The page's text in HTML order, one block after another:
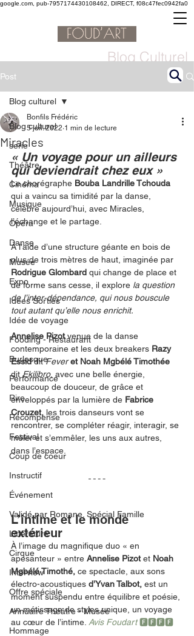
google.com, pub-7957174430108462, DIRECT, f08c47fec0942fa0
Blog Culturel
Post
Blog culturel
serie
Théâtre
Cinéma
Musique
Opéra
Danse
Musée
Expo
Idées Sorties
Idée de voyage
Fooding - Restaurant
Burlesque
Performance
Rire
Récompense
Festival
Coup de coeur
Instructif
Événement
Validé par Romane. Spécial Famille
Littérature
Cirque
Interview
Offre spéciale
Annuaire Théâtre - Musée
Hommage
Blog culturel
Miracles
Bonfils Frédéric
5 juil. 2022 1 min de lecture
« Un voyage pour un ailleurs
qui deviendrait chez eux »
Le chorégraphe Bouba Landrille Tchouda
qui a vaincu sa timidité par la danse,
célèbre aujourd’hui, avec Miracles,
l’échange et le partage.
À l’aide d’une structure géante en bois de
plus de trois mètres de haut, imaginée par
Rodrigue Glombard qui change de place et
de forme sans cesse, il explore la question
de l’inter-dépendance, qui nous bouscule
tout autant qu’elle nous enrichit.
Annelise Pizot venue de la danse
contemporaine et les deux breakers Razy
Essid dit Fever et Noah Mgbélé Timothée
dit Ekilibro, avec une belle énergie,
beaucoup de douceur, de grâce et
enveloppés par la lumière de Fabrice
Crouzet, les trois danseurs vont se
rencontrer, se compléter réagir, interagir, se
mêler et s’emmêler, les uns aux autres,
dans l’espace.
L’intime et le monde
extérieur
À l’image du magnifique duo « en
apesanteur » entre Annelise Pizot et Noah
Mgbélé Timothé, ce spectacle, aux sons
électro-acoustiques d’Yvan Talbot, est un
moment suspendu entre équilibre et poésie,
un métissage de styles unique, un voyage
au cœur de l’intime. Avis Foudart 🅵🅵🅵🅵